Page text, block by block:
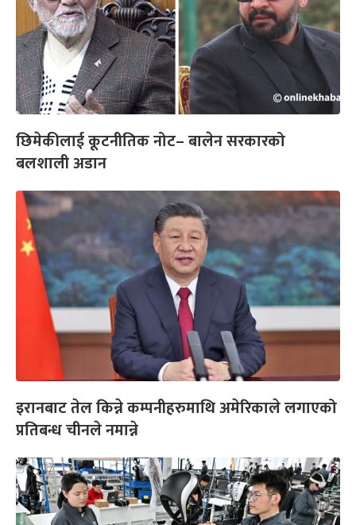
छिमेकीलाई कूटनीतिक नोट– बालेन सरकारको
बलशाली अडान
इरानबाट तेल किन्ने कम्पनीहरुमाथि अमेरिकाले लगाएको
प्रतिबन्ध चीनले नमान्ने